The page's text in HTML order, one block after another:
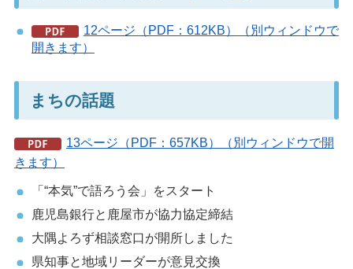
12ページ（PDF：612KB）（別ウィンドウで
開きます）
まちの話題
13ページ（PDF：657KB）（別ウィンドウで開
きます）
「“本気”で語ろう会」をスタート
鹿児島銀行と鹿屋市が協力協定締結
大隅よろず相談窓口が開所しました
県知事と地域リーダーが意見交換